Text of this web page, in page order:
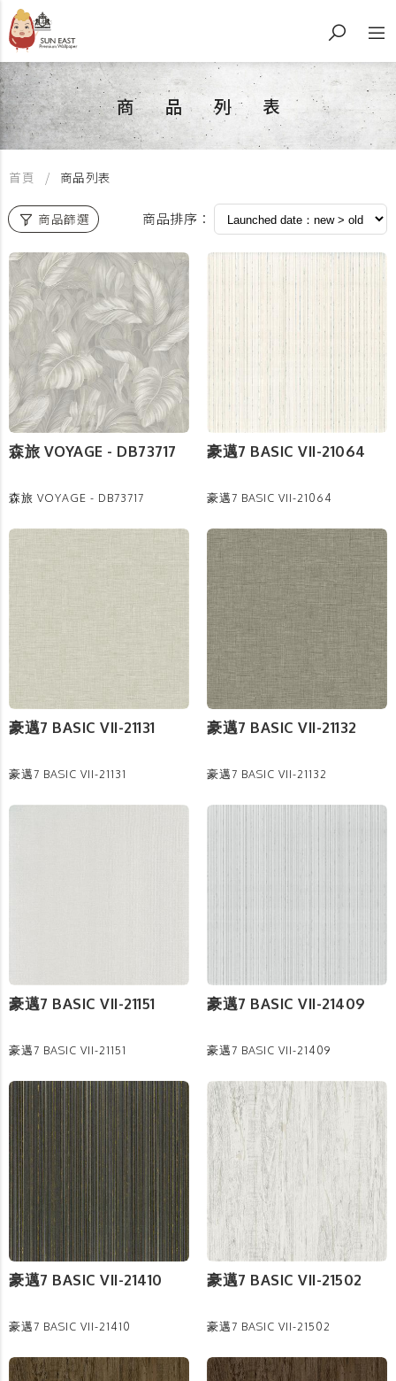
商品列表
首頁 商品列表
商品篩選 商品排序：
森旅 VOYAGE - DB73717
森旅 VOYAGE - DB73717
豪邁7 BASIC VII-21064
豪邁7 BASIC VII-21064
豪邁7 BASIC VII-21131
豪邁7 BASIC VII-21131
豪邁7 BASIC VII-21132
豪邁7 BASIC VII-21132
豪邁7 BASIC VII-21151
豪邁7 BASIC VII-21151
豪邁7 BASIC VII-21409
豪邁7 BASIC VII-21409
豪邁7 BASIC VII-21410
豪邁7 BASIC VII-21410
豪邁7 BASIC VII-21502
豪邁7 BASIC VII-21502